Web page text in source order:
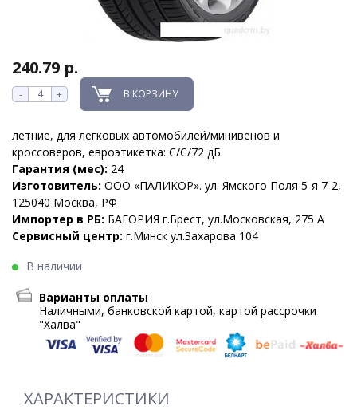
240.79 р.
- + В КОРЗИНУ
летние, для легковых автомобилей/минивенов и
кроссоверов, евроэтикетка: C/C/72 дБ
Гарантия (мес): 24
Изготовитель: ООО «ПАЛИКОР». ул. Ямского Поля 5-я 7-2,
125040 Москва, РФ
Импортер в РБ: БАГОРИЯ г.Брест, ул.Московская, 275 А
Сервисный центр: г.Минск ул.Захарова 104
В наличии
Варианты оплаты
Наличными, банковской картой, картой рассрочки
"Халва"
ХАРАКТЕРИСТИКИ